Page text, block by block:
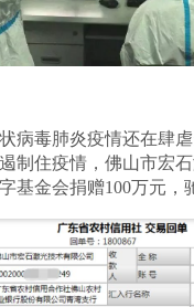
病毒肺炎疫情还在肆虐
制住疫情，佛山市宏
基金会捐赠100万元，